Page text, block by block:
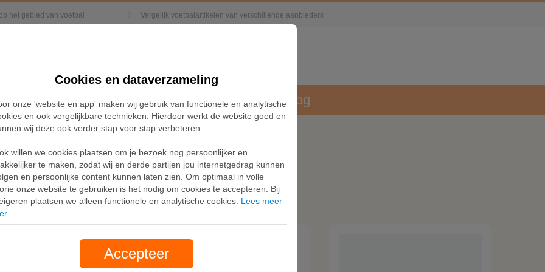
het gebied van voetbal Vergelijk voetbalartikelen van verschillende aanbieders
Kleding Sneakers Accessoires Blog
Superstar sneakers
Cookies en dataverzameling
onze 'website en app' maken wij gebruik van functionele en analytische
en ook vergelijkbare technieken. Hierdoor werkt de website goed en
wij deze ook verder stap voor stap verbeteren.
willen we cookies plaatsen om je bezoek nog persoonlijker en
te maken, zodat wij en derde partijen jou internetgedrag kunnen
en persoonlijke content kunnen laten zien. Om optimaal in volle
onze website te gebruiken is het nodig om cookies te accepteren. Bij
plaatsen we alleen functionele en analytische cookies. Lees meer
.
Accepteer